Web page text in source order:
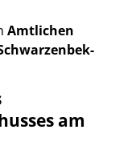
Amtlichen
am